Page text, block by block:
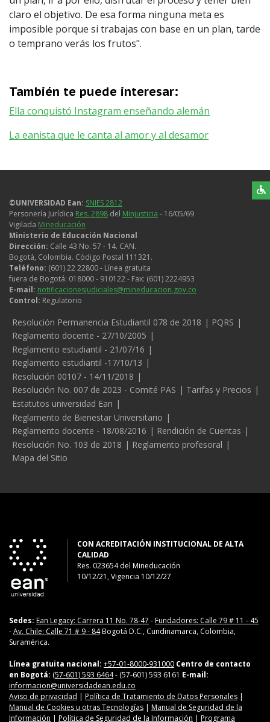
claro el objetivo. De esa forma ninguna meta es
imposible porque si trabajas con base en un plan, tarde
o temprano verás los frutos".
También te puede interesar:
Ella conquistó Instagram enseñando alemán
La eanista que le canta al amor y al desamor
©UNIVERSIDAD Ean: SNIES 2812
Personería Jurídica Res. 2898 del Minjusticia - 16/05/69
Vigilada Mineducación
Ministerio de Educación Nacional
Dirección: Calle 43 No. 57 - 14. CAN.
Bogotá, Colombia. Código Postal 111321.
Teléfono: (601) 22 22800 - Línea gratuita
fuera de Bogotá: 018000 - 910122 - Fax: (601) 2224953
E-mail: notificacionesjudiciales@mineducacion.gov.co
Control: Regulatorio
Legales
Resolución Permanencia Estudiantil 078 de 2018
PQRS
Reglamento docente - 27/10/2005
Reglamento estudiantil - 21/07/16
Reglamento estudiantil -17/10/13
Resolución 00107 - 14/11/2018
Resolución No. 007 de 2023 - Comité PAS
Tarifas y Precios
Estatutos universidad Ean
Reglamento de Bienestar Universitario
Reglamento docente - 18/08/2016
Rendición de Cuentas
Resolución No. 103 de 2018
Reglamento profesoral
Mapa del Sitio
CON ACREDITACIÓN INSTITUCIONAL DE ALTA
CALIDAD
Res. 023654del Mineducación
10/12/21, Vigencia 10/12/27
Sedes: Ean Legacy: Carrera 11 No. 78-47 -Fundadores: Calle 79 # 11 - 45
-Av. Chile: Calle 71 # 9 - 84Bogotá D.C., Cundinamarca, Colombia,
Suramérica.
Línea gratuita nacional: +57-01-8000-931000 Centro de contacto
en Bogotá: (57-601) 593 6464- (57-601) 593 6161 E-mail:
informacion@universidadean.edu.co
Aviso de privacidad | Política de Tratamiento de Datos Personales |
Manual de Cookies u otras Tecnologías | Manual de Seguridad de la
Información | Política de Seguridad de la Información | Programa